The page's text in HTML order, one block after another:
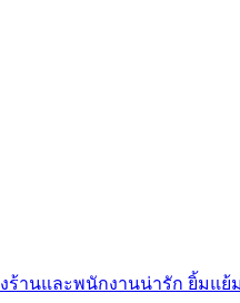
ร้านและพนักงานน่ารัก ยิ้มแย้